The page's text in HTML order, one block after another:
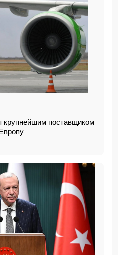
крупнейшим поставщиком